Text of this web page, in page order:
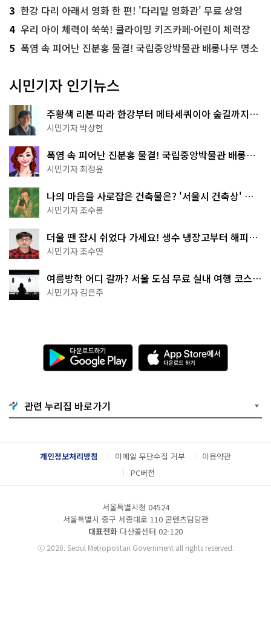
3 한강 다리 아래서 영화 한 편! '다리밑 영화관' 무료 상영
4 우리 아이 체력이 쑥쑥! 클라이밍 키즈카페·어린이 체력장
5 폭염 속 피어난 진분홍 물결! 국립중앙박물관 배롱나무 명소
시민기자 인기뉴스
주황색 리본 따라 한강부터 메타세쿼이아 숲길까지…
서울둘레길 15코스
시민기자 박상현
폭염 속 피어난 진분홍 물결! 국립중앙박물관 배롱나
무 명소
시민기자 최정윤
나의 마음을 사로잡은 건축물은? '서울시 건축상' 수
상작 공개!
시민기자 조수봉
더울 땐 잠시 쉬었다 가세요! 생수 냉장고부터 해피소
·무더위쉼터까지
시민기자 조수연
여름방학 어디 갈까? 서울 도심 무료 실내 여행 코스
추천
시민기자 김은주
다
운
로
기
G
o
g
l
e
l
A
p
p
e
서
다
운
드
관련 누리집 바로가기
개인정보처리방침 이메일 무단수집 거부
이용약관
PC버전
서울특별시청 04524
서울특별시 중구 세종대로 110 콘텐츠담당관
대표전화 다산콜센터 02-120
ⓒ2020. Seoul Metropolitan Government all rights reserved.